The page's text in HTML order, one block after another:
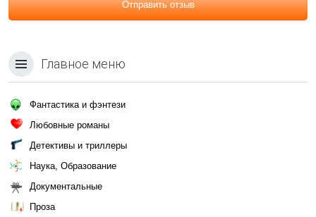
Отправить отзыв
Главное меню
Фантастика и фэнтези
Любовные романы
Детективы и триллеры
Наука, Образование
Документальные
Проза